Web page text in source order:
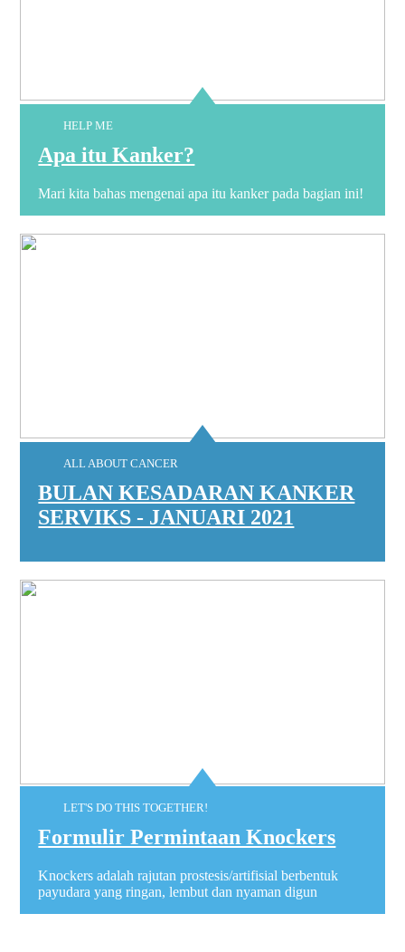
HELP ME
Apa itu Kanker?
Mari kita bahas mengenai apa itu kanker pada bagian ini!
ALL ABOUT CANCER
BULAN KESADARAN KANKER
SERVIKS - JANUARI 2021
LET'S DO THIS TOGETHER!
Formulir Permintaan Knockers
Knockers adalah rajutan prostesis/artifisial berbentuk
payudara yang ringan, lembut dan nyaman digun